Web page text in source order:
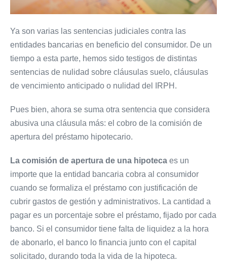
Ya son varias las sentencias judiciales contra las
entidades bancarias en beneficio del consumidor. De un
tiempo a esta parte, hemos sido testigos de distintas
sentencias de nulidad sobre cláusulas suelo, cláusulas
de vencimiento anticipado o nulidad del IRPH.
Pues bien, ahora se suma otra sentencia que considera
abusiva una cláusula más: el cobro de la comisión de
apertura del préstamo hipotecario.
La comisión de apertura de una hipoteca es un
importe que la entidad bancaria cobra al consumidor
cuando se formaliza el préstamo con justificación de
cubrir gastos de gestión y administrativos. La cantidad a
pagar es un porcentaje sobre el préstamo, fijado por cada
banco. Si el consumidor tiene falta de liquidez a la hora
de abonarlo, el banco lo financia junto con el capital
solicitado, durando toda la vida de la hipoteca.